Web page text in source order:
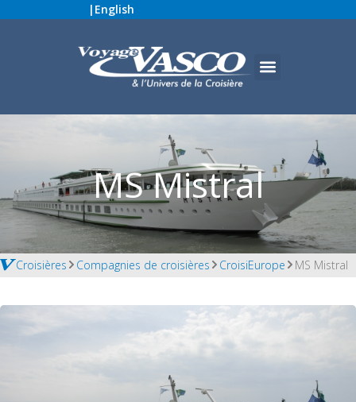
| English
MS Mistral
Croisières Compagnies de croisières CroisiEurope MS Mistral